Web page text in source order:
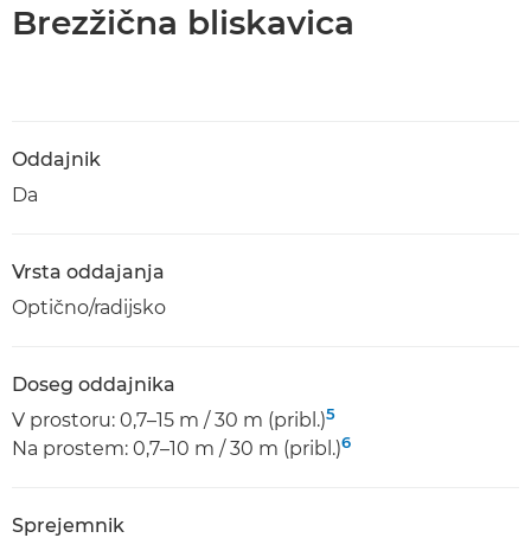
Brezžična bliskavica
Oddajnik
Da
Vrsta oddajanja
Optično/radijsko
Doseg oddajnika
V prostoru: 0,7–15 m / 30 m (pribl.)5
Na prostem: 0,7–10 m / 30 m (pribl.)6
Sprejemnik